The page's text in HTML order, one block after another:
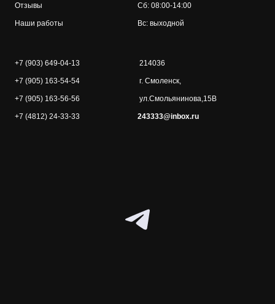
Отзывы
Наши работы
Сб: 08:00-14:00
Вс: выходной
+7 (903) 649-04-13
+7 (905) 163-54-54
+7 (905) 163-56-56
+7 (4812) 24-33-33
214036
г. Смоленск,
ул.Смольянинова,15В
243333@inbox.ru